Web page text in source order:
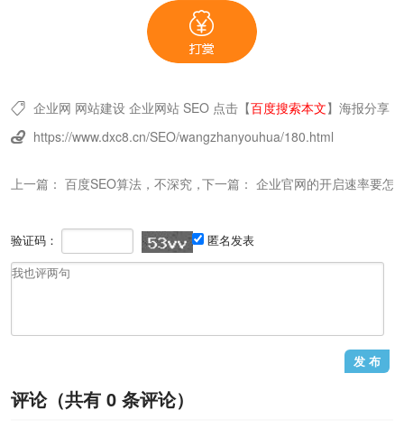
 企业网 网站建设 企业网站 SEO点击【百度搜索本文】 海报分享
 https://www.dxc8.cn/SEO/wangzhanyouhua/180.html
上一篇： 百度SEO算法，不深究，多实践可否？
下一篇： 企业官网的开启速率要怎
验证码： 匿名发表
评论（共有 0 条评论）